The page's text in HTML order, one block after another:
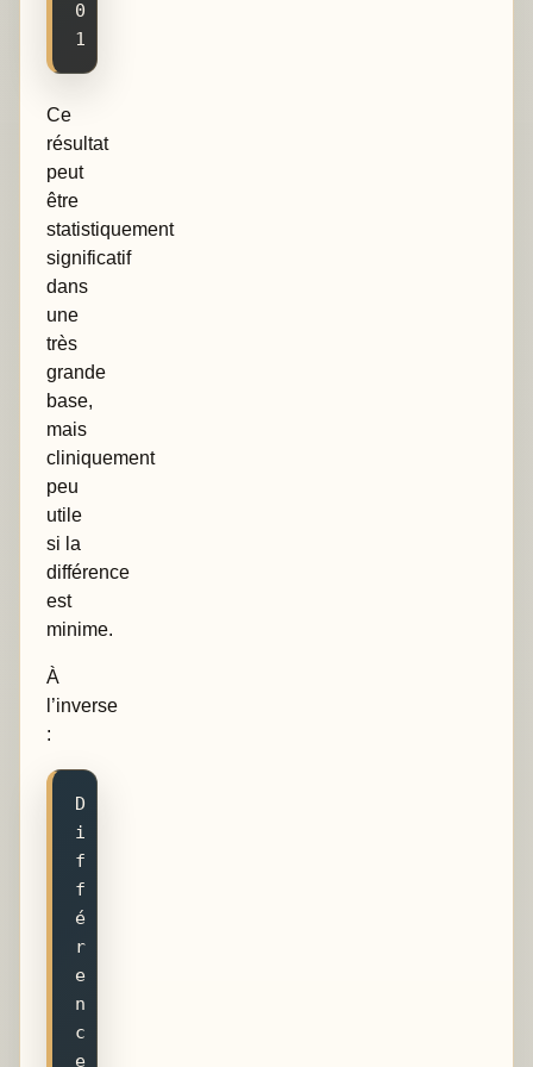
0
1
Ce
résultat
peut
être
statistiquement
significatif
dans
une
très
grande
base,
mais
cliniquement
peu
utile
si la
différence
est
minime.
À
l’inverse
:
D
i
f
f
é
r
e
n
c
e